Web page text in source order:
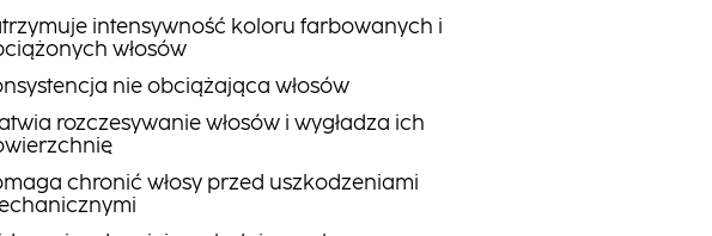
intensywność koloru farbowanych i
włosów
nie obciążająca włosów
rozczesywanie włosów i wygładza ich
chronić włosy przed uszkodzeniami